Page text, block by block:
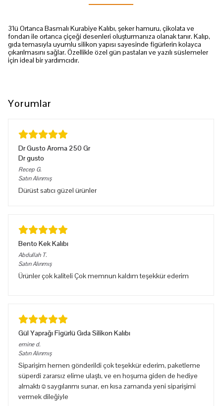
3'lü Ortanca Basmalı Kurabiye Kalıbı, şeker hamuru, çikolata ve
fondan ile ortanca çiçeği desenleri oluşturmanıza olanak tanır. Kalıp,
gıda temasıyla uyumlu silikon yapısı sayesinde figürlerin kolayca
çıkarılmasını sağlar. Özellikle özel gün pastaları ve yazılı süslemeler
için ideal bir yardımcıdır.
Yorumlar
Dr Gusto Aroma 250 Gr
Dr gusto
Recep G.
Satın Alınmış
Dürüst satıcı güzel ürünler
Bento Kek Kalıbı
Abdullah T.
Satın Alınmış
Ürünler çok kaliteli Çok memnun kaldım teşekkür ederim
Gül Yaprağı Figürlü Gıda Silikon Kalıbı
emine d.
Satın Alınmış
Siparişim hemen gönderildi çok teşekkür ederim, paketleme
süperdi zararsız elime ulaştı, ve en hoşuma giden de hediye
almaktı☺️saygılarımı sunar, en kısa zamanda yeni siparişimi
vermek dileğiyle